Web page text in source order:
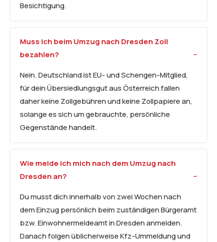
Besichtigung.
Muss ich beim Umzug nach Dresden Zoll
bezahlen?
Nein. Deutschland ist EU- und Schengen-Mitglied,
für dein Übersiedlungsgut aus Österreich fallen
daher keine Zollgebühren und keine Zollpapiere an,
solange es sich um gebrauchte, persönliche
Gegenstände handelt.
Wie melde ich mich nach dem Umzug nach
Dresden an?
Du musst dich innerhalb von zwei Wochen nach
dem Einzug persönlich beim zuständigen Bürgeramt
bzw. Einwohnermeldeamt in Dresden anmelden.
Danach folgen üblicherweise Kfz-Ummeldung und